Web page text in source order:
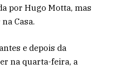
por Hugo Motta, mas
Casa.
e depois da
na quarta-feira, a